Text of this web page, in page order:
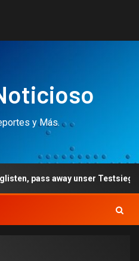
y Más.
away unser Testsieger leer